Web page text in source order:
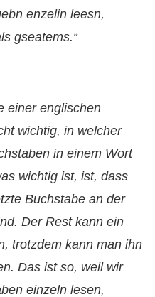
enzelin leesn,
gseatems.“
einer englischen
wichtig, in welcher
in einem Wort
wichtig ist, ist, dass
Buchstabe an der
Der Rest kann ein
trotzdem kann man ihn
Das ist so, weil wir
einzeln lesen,